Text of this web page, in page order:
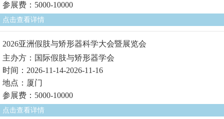
参展费：5000-10000
点击查看详情
2026亚洲假肢与矫形器科学大会暨展览会
主办方：国际假肢与矫形器学会
时间：2026-11-14-2026-11-16
地点：厦门
参展费：5000-10000
点击查看详情